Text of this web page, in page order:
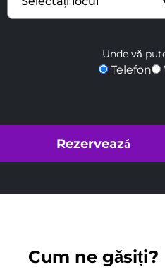
Unde vă
Telefon
Cum ne găsiți?